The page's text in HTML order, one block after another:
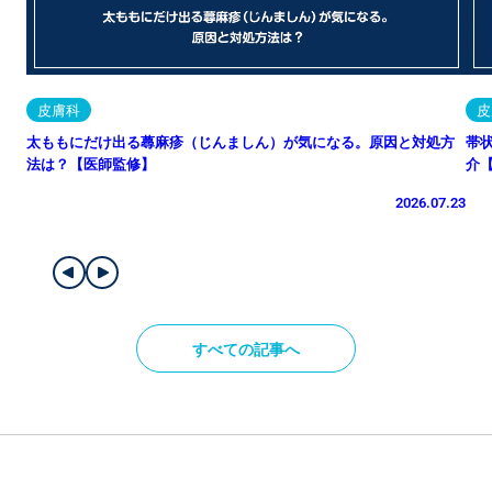
皮膚科
太ももにだけ出る蕁麻疹（じんましん）が気になる。原因と対処方
法は？【医師監修】
2026.07.23
帯
介
すべての記事へ